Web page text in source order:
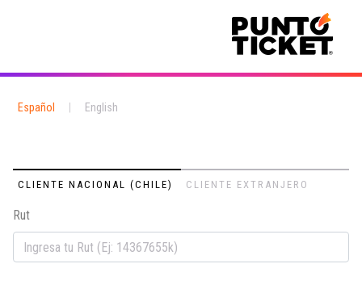
Español English
CLIENTE NACIONAL (CHILE) CLIENTE EXTRANJERO
Rut